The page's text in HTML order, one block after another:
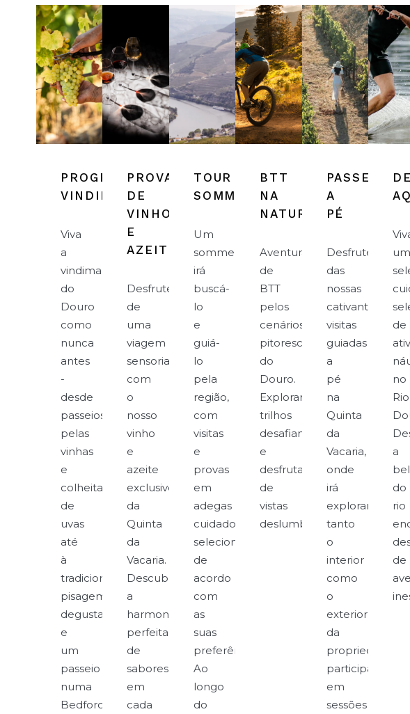
PROGRAMA
VINDIMAS
Viva
a
vindima
do
Douro
como
nunca
antes
-
desde
passeios
pelas
vinhas
e
colheita
de
uvas
até
à
tradicional
pisagem,
degustações
e
um
passeio
numa
Bedford
PROVA
DE
VINHOS
E
AZEITES
Desfrute
de
uma
viagem
sensorial
com
o
nosso
vinho
e
azeite
exclusivos
da
Quinta
da
Vacaria.
Descubra
a
harmonia
perfeita
de
sabores
em
cada
TOUR
SOMMELIER
Um
sommelier
irá
buscá-
lo
e
guiá-
lo
pela
região,
com
visitas
e
provas
em
adegas
cuidadosamente
selecionadas
de
acordo
com
as
suas
preferências.
Ao
longo
do
BTT
NA
NATUREZA
Aventura
de
BTT
pelos
cenários
pitorescos
do
Douro.
Explorar
trilhos
desafiantes
e
desfrutar
de
vistas
deslumbrantes.
PASSEIOS
A
PÉ
Desfrute
das
nossas
cativantes
visitas
guiadas
a
pé
na
Quinta
da
Vacaria,
onde
irá
explorar
tanto
o
interior
como
o
exterior
da
propriedade,
participando
em
sessões
de
no
Rio
a
do
rio
de